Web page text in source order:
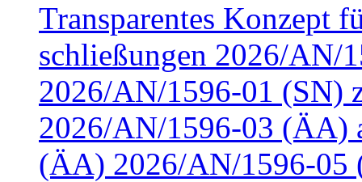
Transparentes Konzept
schließungen 2026/AN/
2026/AN/1596-01 (SN)
2026/AN/1596-03 (ÄA)
(ÄA) 2026/AN/1596-05